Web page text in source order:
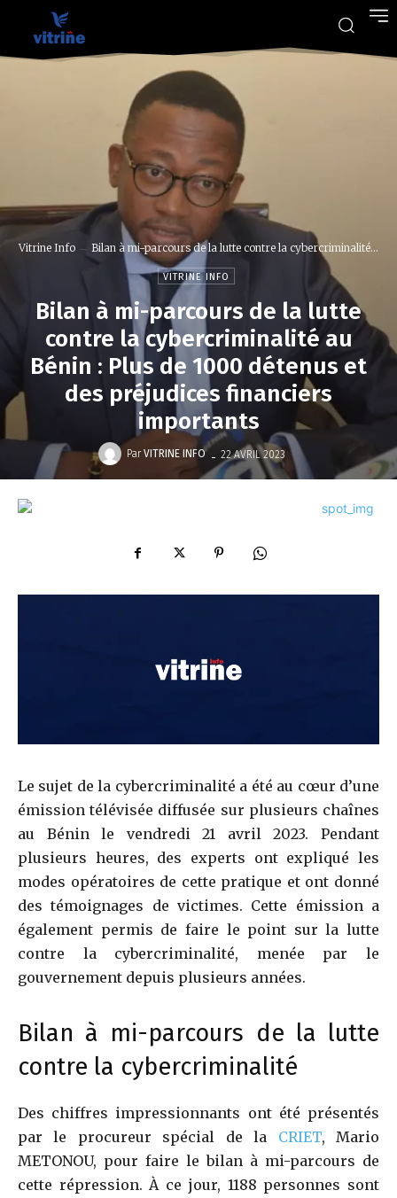
Vitrine Info Bilan à mi-parcours de la lutte contre la cybercriminalité...
VITRINE INFO
Bilan à mi-parcours de la lutte
contre la cybercriminalité au
Bénin : Plus de 1000 détenus et
des préjudices financiers
importants
Par VITRINE INFO - 22 AVRIL 2023
Le sujet de la cybercriminalité a été au cœur d’une
émission télévisée diffusée sur plusieurs chaînes
au Bénin le vendredi 21 avril 2023. Pendant
plusieurs heures, des experts ont expliqué les
modes opératoires de cette pratique et ont donné
des témoignages de victimes. Cette émission a
également permis de faire le point sur la lutte
contre la cybercriminalité, menée par le
gouvernement depuis plusieurs années.
Bilan à mi-parcours de la lutte
contre la cybercriminalité
Des chiffres impressionnants ont été présentés
par le procureur spécial de la CRIET, Mario
METONOU, pour faire le bilan à mi-parcours de
cette répression. À ce jour, 1188 personnes sont